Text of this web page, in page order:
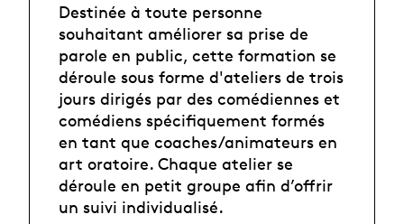
Destinée à toute personne
souhaitant améliorer sa prise de
parole en public, cette formation se
déroule sous forme d'ateliers de trois
jours dirigés par des comédiennes et
comédiens spécifiquement formés
en tant que coaches/animateurs en
art oratoire. Chaque atelier se
déroule en petit groupe afin d’offrir
un suivi individualisé.